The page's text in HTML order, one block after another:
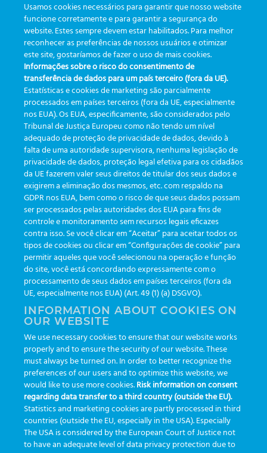
O que o “cérebro” de Wall
Street tem a ensinar para o
seu laboratório?
Do buscador ao
ecossistema: O que o Google
e a pré-analítica têm em
comum?
CATEGORIAS
Atualizações(19)
Eventos(19)
Funcionalidades(35)
Informativos(111)
TAGS
auditoria automação
congresso customização dashboard DICQ eficiência
enterprise etrack flebotomista governança clínica
GreinerBioOne greinerbioonebr HL7 IA informação
inovação ISO15189 laboratório novas tecnologias PALC
preanalitica processo de coleta produtividade
Pré-analítica qualidade rastreabilidade RDC
Usamos cookies necessários para garantir que nosso website
funcione corretamente e para garantir a segurança do
website. Estes sempre devem estar habilitados. Para melhor
reconhecer as preferências de nossos usuários e otimizar
este site, gostaríamos de fazer o uso de mais cookies.
Informações sobre o risco do consentimento de
transferência de dados para um país terceiro (fora da UE).
Estatísticas e cookies de marketing são parcialmente
processados em países terceiros (fora da UE, especialmente
nos EUA). Os EUA, especificamente, são considerados pelo
Tribunal de Justiça Europeu como não tendo um nível
adequado de proteção de privacidade de dados, devido à
falta de uma autoridade supervisora, nenhuma legislação de
privacidade de dados, proteção legal efetiva para os cidadãos
da UE fazerem valer seus direitos de titular dos seus dados e
exigirem a eliminação dos mesmos, etc. com respaldo na
GDPR nos EUA, bem como o risco de que seus dados possam
ser processados pelas autoridades dos EUA para fins de
controle e monitoramento sem recursos legais eficazes
contra isso. Se você clicar em “Aceitar” para aceitar todos os
tipos de cookies ou clicar em “Configurações de cookie” para
permitir aqueles que você selecionou na operação e função
do site, você está concordando expressamente com o
processamento de seus dados em países terceiros (fora da
UE, especialmente nos EUA) (Art. 49 (1) (a) DSGVO).
INFORMATION ABOUT COOKIES ON
OUR WEBSITE
We use necessary cookies to ensure that our website works
properly and to ensure the security of our website. These
must always be turned on. In order to better recognize the
preferences of our users and to optimize this website, we
would like to use more cookies.Risk information on consent
regarding data transfer to a third country (outside the EU).
Statistics and marketing cookies are partly processed in third
countries (outside the EU, especially in the USA). Especially
The USA is considered by the European Court of Justice not
to have an adequate level of data privacy protection due to